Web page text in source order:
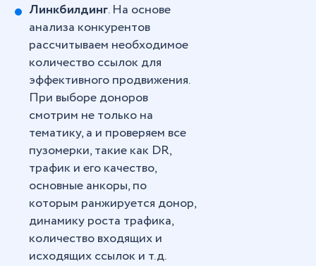
Линкбилдинг. На основе
анализа конкурентов
рассчитываем необходимое
количество ссылок для
эффективного продвижения.
При выборе доноров
смотрим не только на
тематику, а и проверяем все
пузомерки, такие как DR,
трафик и его качество,
основные анкоры, по
которым ранжируется донор,
динамику роста трафика,
количество входящих и
исходящих ссылок и т.д.